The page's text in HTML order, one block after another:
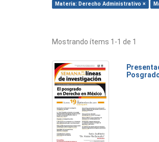
Materia: Derecho Administrativo ×
Mostrando ítems 1-1 de 1